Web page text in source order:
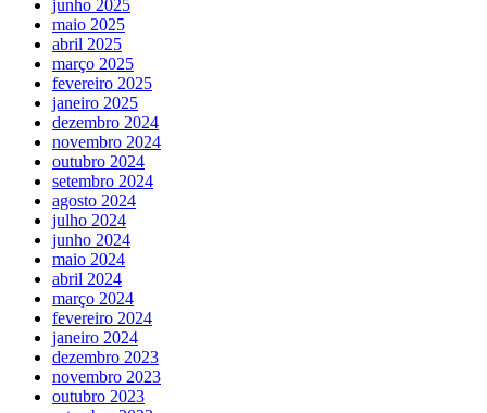
junho 2025
maio 2025
abril 2025
março 2025
fevereiro 2025
janeiro 2025
dezembro 2024
novembro 2024
outubro 2024
setembro 2024
agosto 2024
julho 2024
junho 2024
maio 2024
abril 2024
março 2024
fevereiro 2024
janeiro 2024
dezembro 2023
novembro 2023
outubro 2023